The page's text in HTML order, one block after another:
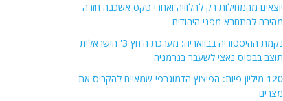
יוצאים מהמחילות רק להלוויה ואחרי טקס אשכבה חזרה
מהירה להתחבא מפני היהודים
נקמת ההיסטוריה בבוואריה: מערכת ה'חץ 3' הישראלית
תוצב בבסיס נאצי לשעבר בגרמניה
120 מיליון פיות: הפיצוץ הדמוגרפי שמאיים להקריס את
מצרים